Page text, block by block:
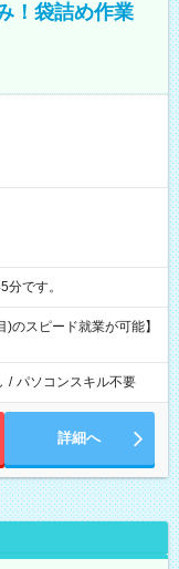
！袋詰め作業
45分です。
のスピード就業が可能】
/ パソコンスキル不要
詳細へ